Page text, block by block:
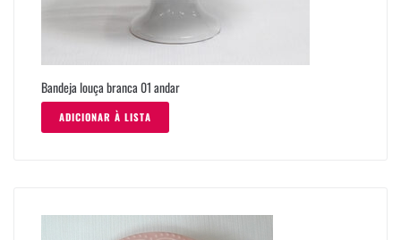
Bandeja louça branca 01 andar
ADICIONAR À LISTA